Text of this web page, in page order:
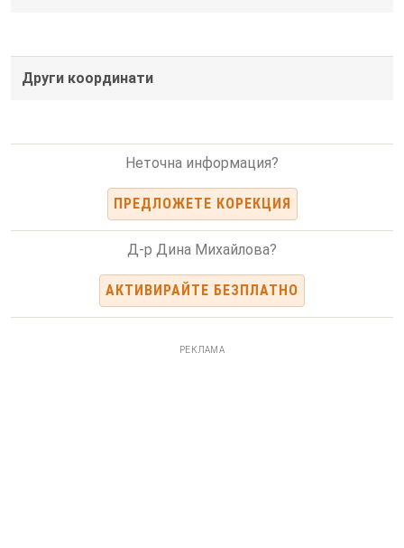
Други координати
Неточна информация?
ПРЕДЛОЖЕТЕ КОРЕКЦИЯ
Д-р Дина Михайлова?
АКТИВИРАЙТЕ БЕЗПЛАТНО
РЕКЛАМА